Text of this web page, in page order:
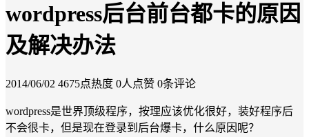
wordpress后台前台都卡的原因
及解决办法
2014/06/02 4675点热度 0人点赞 0条评论
wordpress是世界顶级程序，按理应该优化很好，装好程序后
不会很卡，但是现在登录到后台爆卡，什么原因呢？